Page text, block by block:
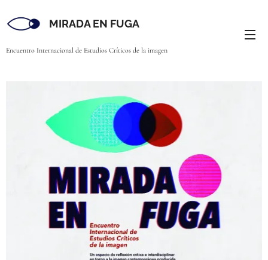
MIRADA EN FUGA
Encuentro Internacional de Estudios Críticos de la imagen